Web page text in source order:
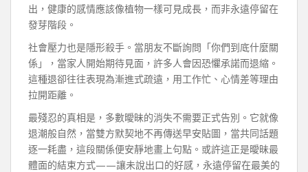
出，健康的感情應該像植物一樣可見成長，而非永遠停留在
發芽階段。
社會壓力也是隱形殺手。當朋友不斷詢問「你們到底什麼關
係」，當家人開始期待見面，許多人會因恐懼承諾而退縮。
這種退卻往往表現為漸進式疏遠，用工作忙、心情差等理由
拉開距離。
最殘忍的真相是，多數曖昧的消失不需要正式告別。它就像
退潮般自然，當雙方默契地不再傳送早安貼圖，當共同話題
逐一耗盡，這段關係便安靜地畫上句點。或許這正是曖昧最
體面的結束方式——讓未說出口的好感，永遠停留在最美的